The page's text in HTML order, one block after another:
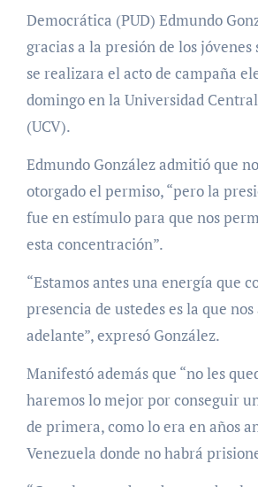
Democrática (PUD) Edmundo
gracias a la presión de los
se realizara el acto de campaña
domingo en la Universidad
(UCV).
Edmundo González admitió que
otorgado el permiso, “pero la
fue en estímulo para que nos
esta concentración”.
“Estamos antes una energía que
presencia de ustedes es la que
adelante”, expresó González.
Manifestó además que “no les
haremos lo mejor por conseguir
de primera, como lo era en años
Venezuela donde no habrá